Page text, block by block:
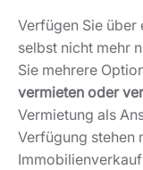
Verfügen Sie
selbst nicht mehr
Sie mehrere
vermieten oder
Vermietung als
Verfügung stehen